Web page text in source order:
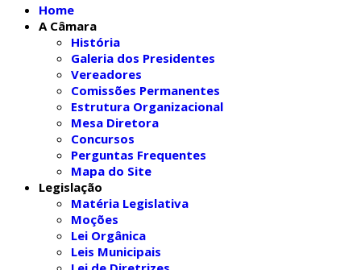
Home
A Câmara
História
Galeria dos Presidentes
Vereadores
Comissões Permanentes
Estrutura Organizacional
Mesa Diretora
Concursos
Perguntas Frequentes
Mapa do Site
Legislação
Matéria Legislativa
Moções
Lei Orgânica
Leis Municipais